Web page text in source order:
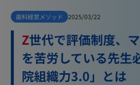
歯科経営メソッド 2025/03/22
Z世代で評価制度、マネジメント
を苦労している先生
院組織力3.0」とは